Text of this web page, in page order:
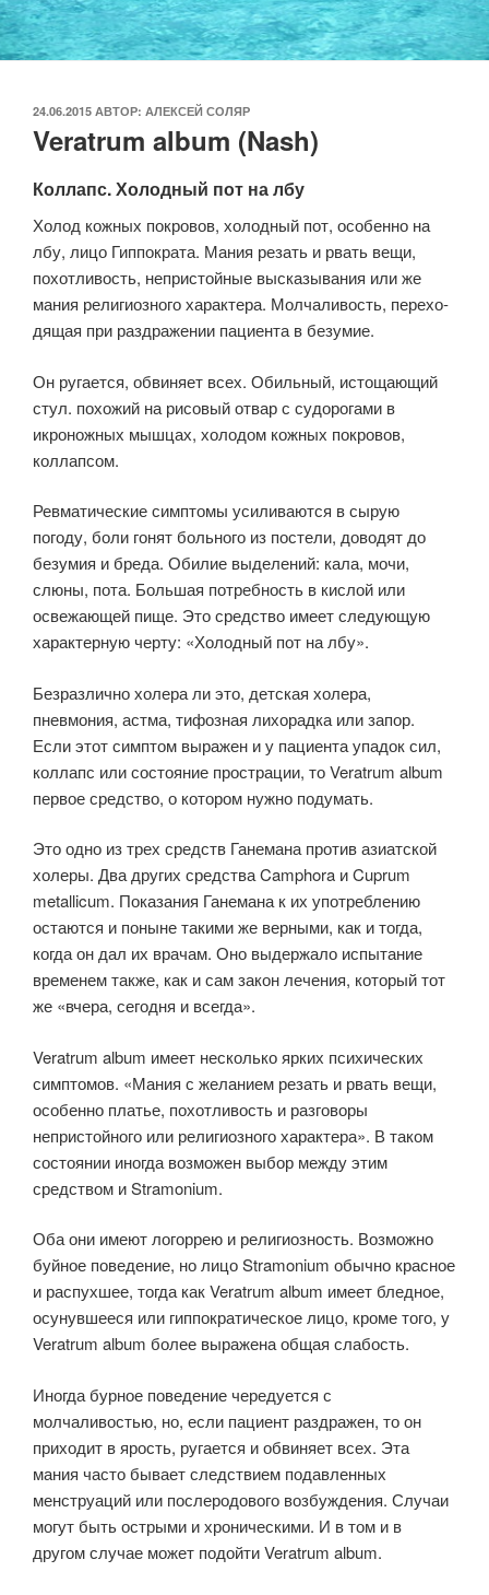
ОПУБЛИКОВАНО
24.06.2015 АВТОР: АЛЕКСЕЙ СОЛЯР
Veratrum album (Nash)
Коллапс. Холодный пот на лбу
Холод кожных покровов, холодный пот, особенно на
лбу, лицо Гиппократа. Мания резать и рвать вещи,
похотливость, непристойные выс­казывания или же
мания религиозного характера. Молчаливость, перехо­
дящая при раздражении пациента в безумие.
Он ругается, обвиняет всех. Обильный, истощающий
стул. похожий на рисовый отвар с судорогами в
икроножных мышцах, холодом кожных покровов,
коллапсом.
Ревматические симптомы усиливаются в сырую
погоду, боли гонят больного из постели, до­водят до
безумия и бреда. Обилие выделений: кала, мочи,
слюны, пота. Большая потребность в кислой или
освежающей пище. Это средство имеет следующую
характерную черту: «Холодный пот на лбу».
Безразлично холера ли это, детская холера,
пневмония, астма, ти­фозная лихорадка или запор.
Если этот симптом выражен и у пациента упадок сил,
коллапс или состояние прострации, то Veratrum album
первое средство, о котором нужно подумать.
Это одно из трех средств Ганемана против азиатской
холеры. Два других средства Camphora и Cuprum
metallicum. Показания Ганемана к их употреблению
остаются и поныне такими же верными, как и тогда,
когда он дал их врачам. Оно выдержало испытание
временем также, как и сам закон лечения, который тот
же «вчера, сегодня и всегда».
Veratrum album имеет несколько ярких психических
симптомов. «Мания с желанием резать и рвать вещи,
особенно платье, похотливость и разговоры
непристойного или религиозного характера». В таком
состоянии иногда возможен выбор между этим
средством и Stramonium.
Оба они имеют логоррею и религиозность. Возможно
буйное поведение, но лицо Stramonium обычно красное
и распухшее, тогда как Veratrum album имеет бледное,
осунувшееся или гиппократическое лицо, кроме того, у
Veratrum album более выражена общая слабость.
Иногда бурное поведение чередуется с
молчаливостью, но, если пациент раздражен, то он
приходит в ярость, ру­гается и обвиняет всех. Эта
мания часто бывает следствием подавленных
менструаций или послеродового возбуждения. Случаи
могут быть острыми и хроническими. И в том и в
другом случае может подойти Veratrum album.